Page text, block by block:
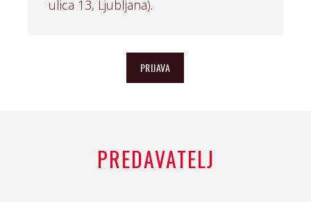
ulica 13, Ljubljana).
PRIJAVA
PREDAVATELJ